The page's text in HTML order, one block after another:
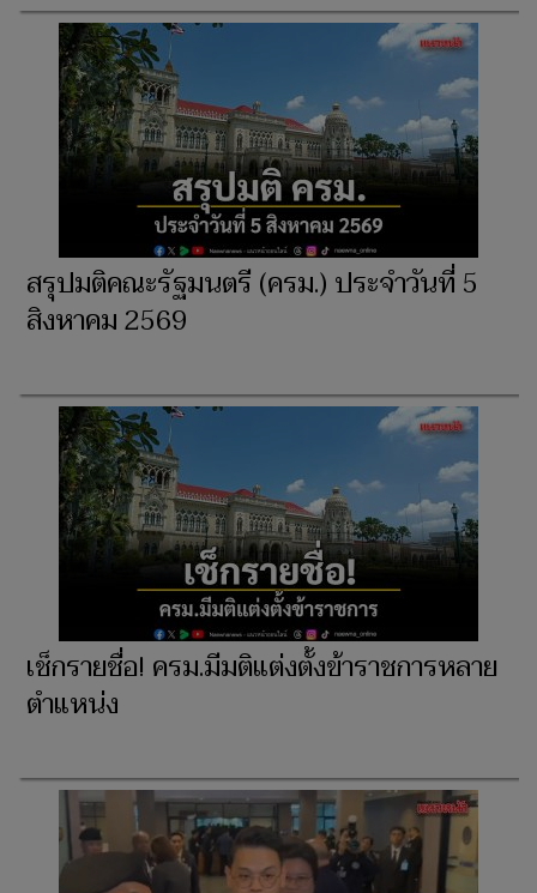
สรุปมติคณะรัฐมนตรี (ครม.) ประจำวันที่ 5
สิงหาคม 2569
เช็กรายชื่อ! ครม.มีมติแต่งตั้งข้าราชการหลาย
ตำแหน่ง